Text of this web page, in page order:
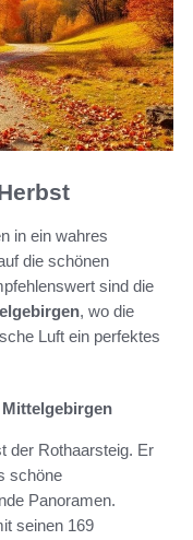
in ein wahres
die schönen
sind die
, wo die
Luft ein perfektes
der Rothaarsteig. Er
schöne
Panoramen.
seinen 169